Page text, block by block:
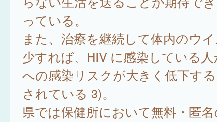
っている。
また、治療を継続して体内のウ
少すれば、HIV に感染している
への感染リスクが大きく低下す
されている 3)。
県では保健所において無料・匿